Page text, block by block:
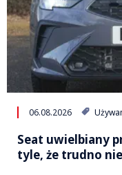
06.08.2026
Seat uwielbiany
tyle, że trudno